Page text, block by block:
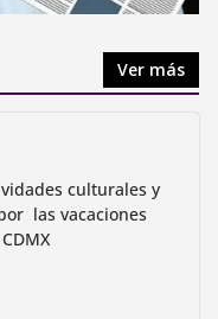
Ver más
culturales y
las vacaciones